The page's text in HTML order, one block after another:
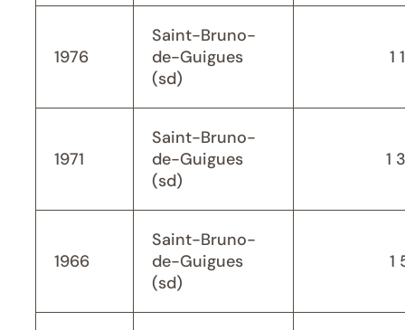
1976
Saint-Bruno-
de-Guigues
(sd)
1
1971
Saint-Bruno-
de-Guigues
(sd)
1
1966
Saint-Bruno-
de-Guigues
(sd)
1